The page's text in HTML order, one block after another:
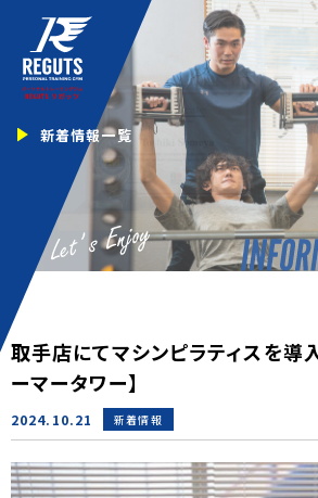
新着情報一覧
取手店にてマシンピラティスを導入
ーマータワー】
2024.10.21 新着情報